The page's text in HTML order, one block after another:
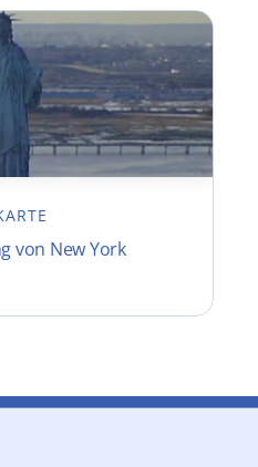
von New York